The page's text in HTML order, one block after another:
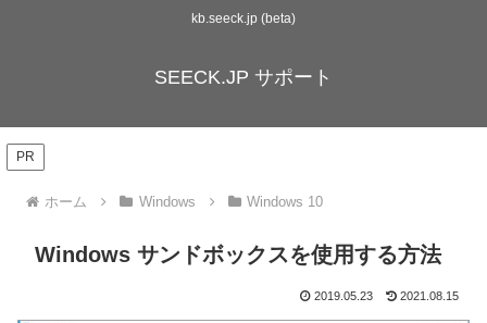
kb.seeck.jp (beta)
SEECK.JP サポート
PR
ホーム Windows Windows 10
Windows サンドボックスを使用する方法
2019.05.23 2021.08.15